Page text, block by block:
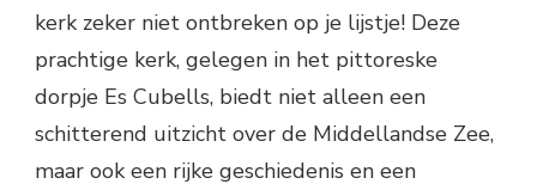
kerk zeker niet ontbreken op je lijstje! Deze
prachtige kerk, gelegen in het pittoreske
dorpje Es Cubells, biedt niet alleen een
schitterend uitzicht over de Middellandse Zee,
maar ook een rijke geschiedenis en een